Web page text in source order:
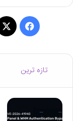
س
ب
تازه ترین